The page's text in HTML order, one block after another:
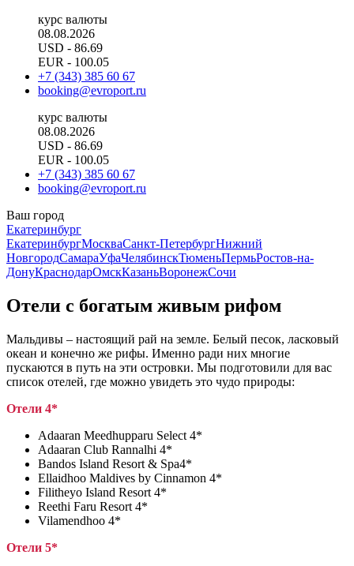
курс валюты
08.08.2026
USD - 86.69
EUR - 100.05
+7 (343) 385 60 67
booking@evroport.ru
курс валюты
08.08.2026
USD - 86.69
EUR - 100.05
+7 (343) 385 60 67
booking@evroport.ru
Ваш город
Екатеринбург
ЕкатеринбургМоскваСанкт-ПетербургНижний
НовгородСамараУфаЧелябинскТюменьПермьРостов-на-
ДонуКраснодарОмскКазаньВоронежСочи
Отели с богатым живым рифом
Мальдивы – настоящий рай на земле. Белый песок, ласковый
океан и конечно же рифы. Именно ради них многие
пускаются в путь на эти островки. Мы подготовили для вас
список отелей, где можно увидеть это чудо природы:
Отели 4*
Adaaran Meedhupparu Select 4*
Adaaran Club Rannalhi 4*
Bandos Island Resort & Spa4*
Ellaidhoo Maldives by Cinnamon 4*
Filitheyo Island Resort 4*
Reethi Faru Resort 4*
Vilamendhoo 4*
Отели 5*